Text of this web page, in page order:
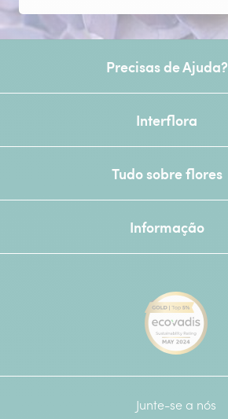
Precisas de Ajuda?
Interflora
Tudo sobre flores
Informação
Junte-se a nós